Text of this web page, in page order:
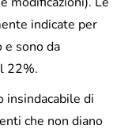
indicate per
e sono da
22%.
insindacabile di
che non diano